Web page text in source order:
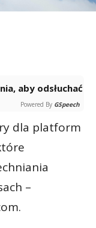
Powered By GSpeech
dla platform
–